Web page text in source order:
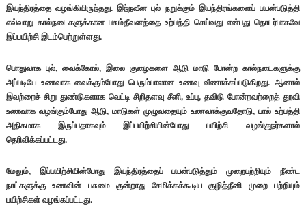
இயந்திரத்தை வழங்கியிருந்தது. இந்நவீன புல் நறுக்கும் இயந்திரங்களைப் பயன்படுத்தி
எவ்வாறு கால்நடைகளுக்கான பசும்தீவனத்தை உற்பத்தி செய்வது என்பது தொடர்பாகவே
இப்பயிற்சி இடம்பெற்றுள்ளது.
பொதுவாக புல், வைக்கோல், இலை குழைகளை ஆடு மாடு போன்ற கால்நடைகளுக்கு
அப்படியே உணவாக வைக்கும்போது பெரும்பாலான உணவு வீணாக்கப்படுகிறது. ஆனால்
இவற்றைச் சிறு துண்டுகளாக வெட்டி சிறிதளவு சீனி, உப்பு, தவிடு போன்றவற்றைத் தூவி
உணவாக வழங்கும்போது ஆடு, மாடுகள் முழுவதையும் உணவாக்குவதோடு, பால் உற்பத்தி
அதிகமாக இருப்பதாகவும் இப்பயிற்சியின்போது பயிற்சி வழங்குநர்களால்
தெரிவிக்கப்பட்டது.
மேலும், இப்பயிற்சியின்போது இயந்திரத்தைப் பயன்படுத்தும் முறைபற்றியும் நீண்ட
நாட்களுக்கு உணவின் பசுமை குன்றாது சேமிக்கக்கூடிய குழித்தீனி முறை பற்றியும்
பயிற்சிகள் வழங்கப்பட்டது.